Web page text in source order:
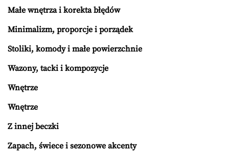
Małe wnętrza i korekta błędów
Minimalizm, proporcje i porządek
Stoliki, komody i małe powierzchnie
Wazony, tacki i kompozycje
Wnętrze
Wnętrze
Z innej beczki
Zapach, świece i sezonowe akcenty